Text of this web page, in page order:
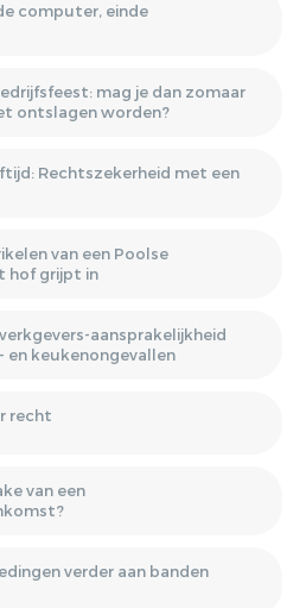
computer, einde
mag je dan zomaar
ontslagen worden?
Rechtszekerheid met een
van een Poolse
hof grijpt in
aansprakelijkheid
en keukenongevallen
recht
van een
verder aan banden